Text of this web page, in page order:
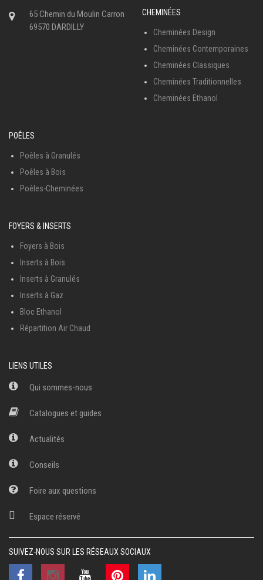
65 Chemin du Moulin Carron
69570 DARDILLY
CHEMINÉES
Cheminées Design
Cheminées Contemporaines
Cheminées Classiques
Cheminées Traditionnelles
Cheminées Ethanol
POÊLES
Poêles à Granulés
Poêles à Bois
Poêles-Cheminées
FOYERS & INSERTS
Foyers à Bois
Inserts à Bois
Inserts à Granulés
Inserts à Gaz
Bloc Ethanol
Répartition Air Chaud
LIENS UTILES
Qui sommes-nous
Catalogues et guides
Actualités
Conseils
Foire aux questions
Espace réservé
SUIVEZ-NOUS SUR LES RÉSEAUX SOCIAUX